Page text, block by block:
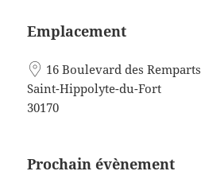
Emplacement
16 Boulevard des Remparts
Saint-Hippolyte-du-Fort
30170
Prochain évènement